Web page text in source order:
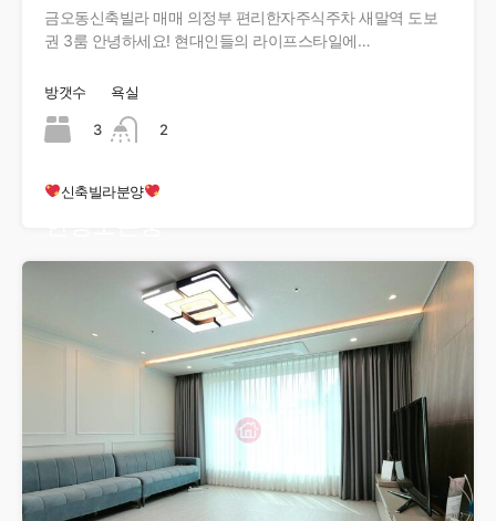
금오동신축빌라 매매 의정부 편리한자주식주차 새말역 도보
권 3룸 안녕하세요! 현대인들의 라이프스타일에…
방갯수
3
욕실
2
신축빌라분양